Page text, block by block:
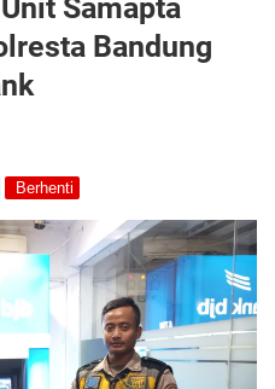
Samapta
Bandung
Berhenti